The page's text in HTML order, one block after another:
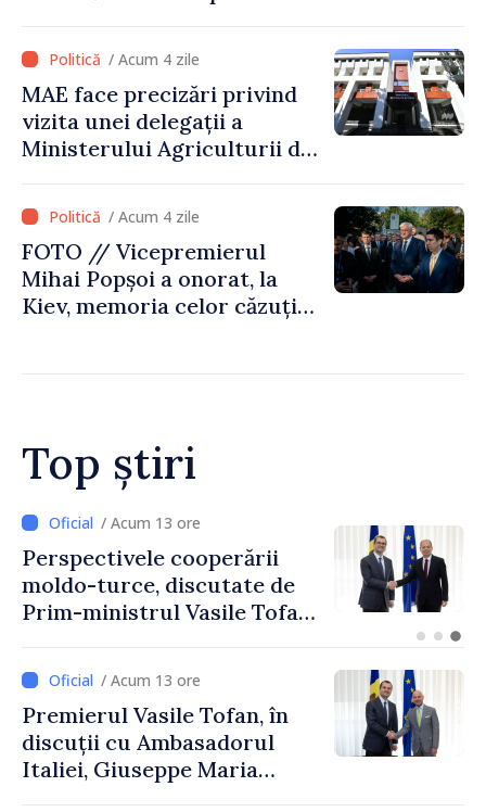
an să fie și mai bun”
/ Acum 4 zile
MAE face precizări privind
vizita unei delegații a
Ministerului Agriculturii din
/ Acum 4 zile
FOTO // Vicepremierul
Mihai Popșoi a onorat, la
Kiev, memoria celor căzuți
Top știri
/ Acum 10 ore
Forumul Diasporei //
Republica Moldova,
promovată în Elveția prin
exporturi
/ Acum 13 ore
Premierul Vasile Tofan, în
discuții cu Ambasadorul
Italiei, Giuseppe Maria